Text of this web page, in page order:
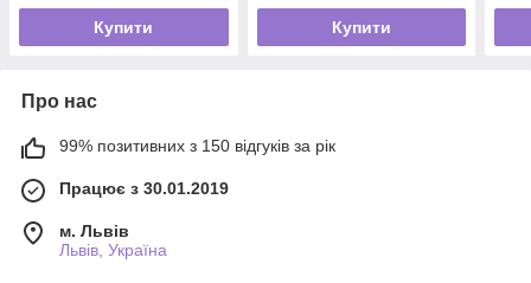
Купити Купити
Про нас
99% позитивних з 150 відгуків за рік
Працює з 30.01.2019
м. Львів
Львів, Україна